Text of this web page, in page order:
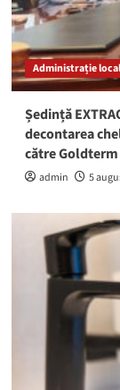
Administrație
Ședință
decontarea
către Goldterm
admin 5